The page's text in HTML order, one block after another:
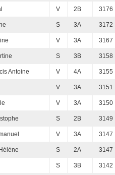
V 2B 3176
S 3A 3172
V 3A 3167
S 3B 3158
Antoine V 4A 3155
V 3A 3151
V 3A 3150
S 2B 3149
V 3A 3147
S 2A 3147
S 3B 3142